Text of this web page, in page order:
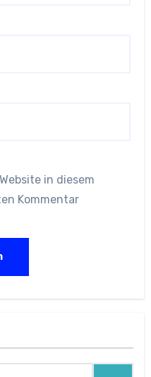
in diesem
Kommentar